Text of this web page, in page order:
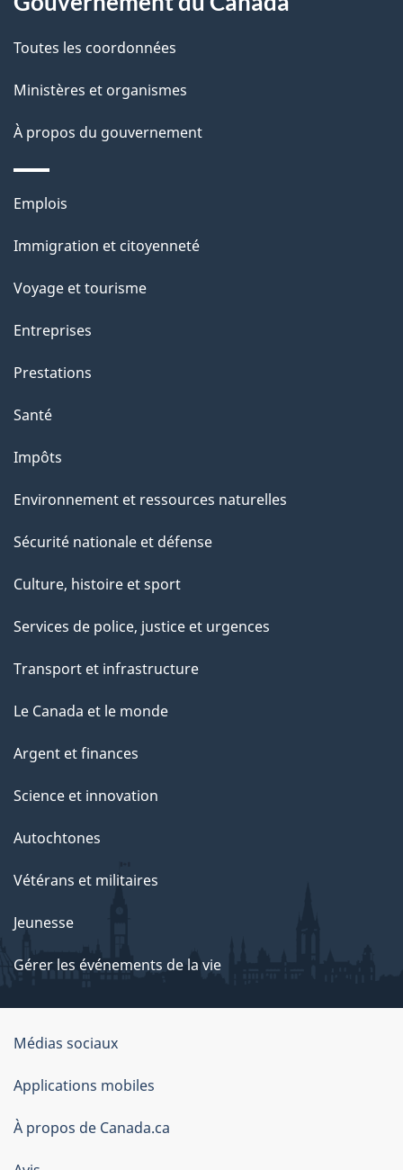
p
a
Toutes les coordonnées
Ministères et organismes
À propos du gouvernement
Thèmes
sujets
Emplois
Immigration et citoyenneté
Voyage et tourisme
Entreprises
Prestations
Santé
Impôts
Environnement et ressources naturelles
Sécurité nationale et défense
Culture, histoire et sport
Services de police, justice et urgences
Transport et infrastructure
Le Canada et le monde
Argent et finances
Science et innovation
Autochtones
Vétérans et militaires
Jeunesse
Gérer les événements de la vie
Organisation
du
gouvernement
du
Canada
Médias sociaux
Applications mobiles
À propos de Canada.ca